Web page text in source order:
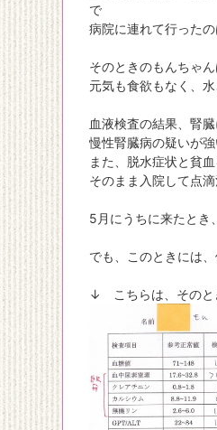
で
病院に連れて行った
そのときのもんちゃ
元気も食欲もなく、
血液検査の結果、腎
慢性腎臓病の疑いが強
また、脱水症状と貧
そのまま入院して点
5月にうちに来たとき
でも、このときには
↓ こちらは、そのと